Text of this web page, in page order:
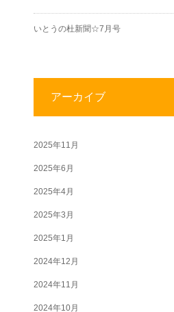
いとうの杜新聞☆7月号
アーカイブ
2025年11月
2025年6月
2025年4月
2025年3月
2025年1月
2024年12月
2024年11月
2024年10月